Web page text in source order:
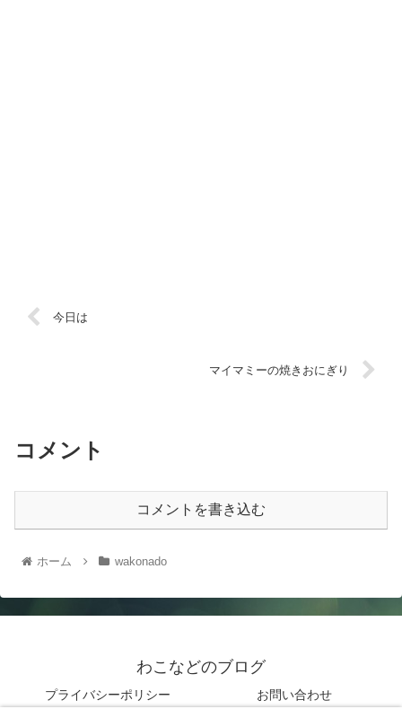
今日は
マイマミーの焼きおにぎり
コメント
コメントを書き込む
ホーム wakonado
わこなどのブログ
プライバシーポリシー お問い合わせ